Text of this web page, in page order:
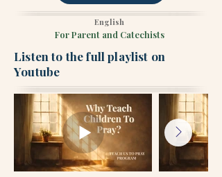
English
For Parent and Catechists
Listen to the full playlist on
Youtube